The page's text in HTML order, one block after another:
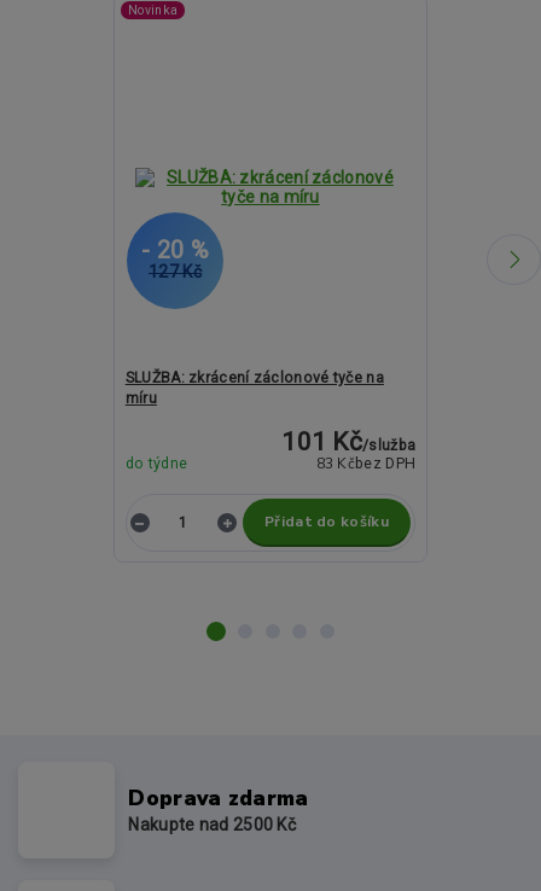
Novinka
127 Kč
- 20 %
SLUŽBA: zkrácení záclonové tyče na
míru
101 Kč/služba
83 Kč bez DPH
do týdne
Přidat do košíku
1 768 Kč
- 26 %
Doprava zdarma
Nakupte nad 2500 Kč